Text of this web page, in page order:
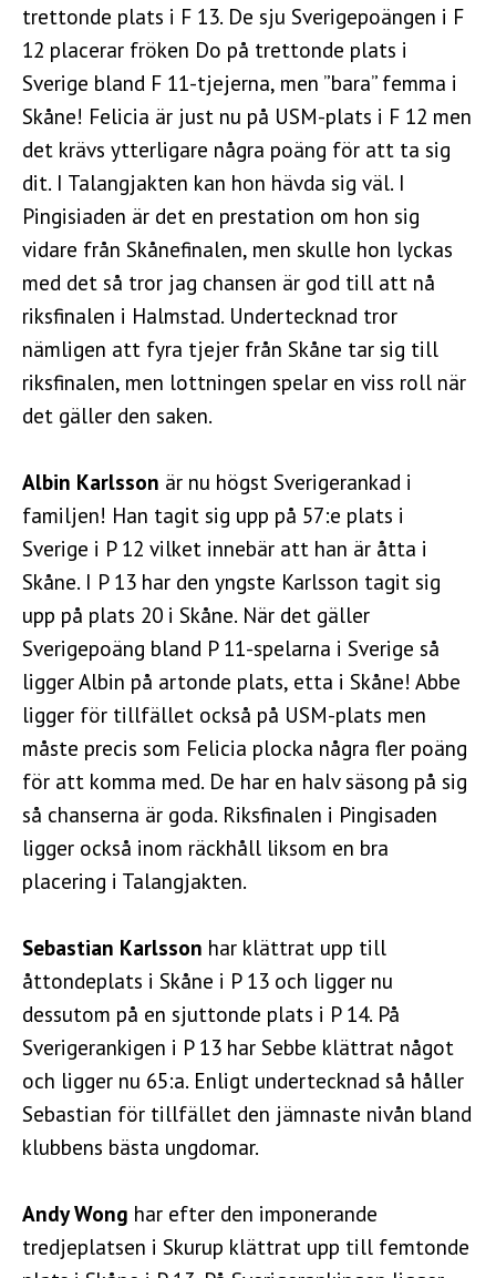
trettonde plats i F 13. De sju Sverigepoängen i F
12 placerar fröken Do på trettonde plats i
Sverige bland F 11-tjejerna, men ”bara” femma i
Skåne! Felicia är just nu på USM-plats i F 12 men
det krävs ytterligare några poäng för att ta sig
dit. I Talangjakten kan hon hävda sig väl. I
Pingisiaden är det en prestation om hon sig
vidare från Skånefinalen, men skulle hon lyckas
med det så tror jag chansen är god till att nå
riksfinalen i Halmstad. Undertecknad tror
nämligen att fyra tjejer från Skåne tar sig till
riksfinalen, men lottningen spelar en viss roll när
det gäller den saken.
Albin Karlsson är nu högst Sverigerankad i
familjen! Han tagit sig upp på 57:e plats i
Sverige i P 12 vilket innebär att han är åtta i
Skåne. I P 13 har den yngste Karlsson tagit sig
upp på plats 20 i Skåne. När det gäller
Sverigepoäng bland P 11-spelarna i Sverige så
ligger Albin på artonde plats, etta i Skåne! Abbe
ligger för tillfället också på USM-plats men
måste precis som Felicia plocka några fler poäng
för att komma med. De har en halv säsong på sig
så chanserna är goda. Riksfinalen i Pingisaden
ligger också inom räckhåll liksom en bra
placering i Talangjakten.
Sebastian Karlsson har klättrat upp till
åttondeplats i Skåne i P 13 och ligger nu
dessutom på en sjuttonde plats i P 14. På
Sverigerankigen i P 13 har Sebbe klättrat något
och ligger nu 65:a. Enligt undertecknad så håller
Sebastian för tillfället den jämnaste nivån bland
klubbens bästa ungdomar.
Andy Wong har efter den imponerande
tredjeplatsen i Skurup klättrat upp till femtonde